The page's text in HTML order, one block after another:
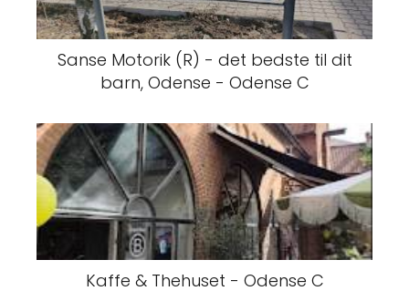
Sanse Motorik (R) - det bedste til dit
barn, Odense - Odense C
Kaffe & Thehuset - Odense C